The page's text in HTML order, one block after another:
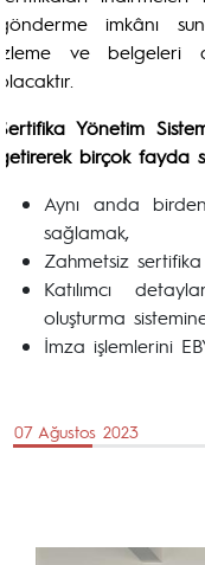
imkânı
ve belgeleri
Yönetim
birçok fayda
Aynı anda
sağlamak,
Zahmetsiz
Katılımcı
oluşturma
İmza işlemlerini
07 Ağustos 2023